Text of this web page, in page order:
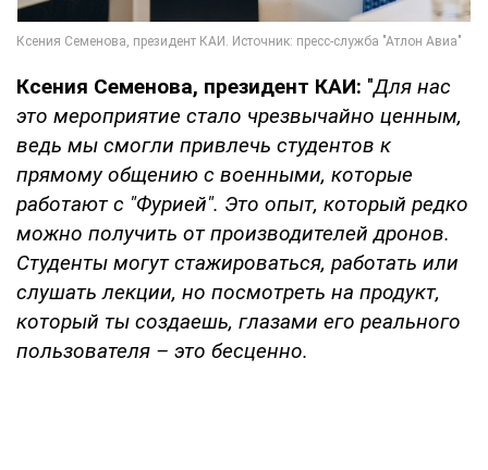
Ксения Семенова, президент КАИ: "Для нас
это мероприятие стало чрезвычайно ценным,
ведь мы смогли привлечь студентов к
прямому общению с военными, которые
работают с "Фурией". Это опыт, который редко
можно получить от производителей дронов.
Студенты могут стажироваться, работать или
слушать лекции, но посмотреть на продукт,
который ты создаешь, глазами его реального
пользователя – это бесценно.